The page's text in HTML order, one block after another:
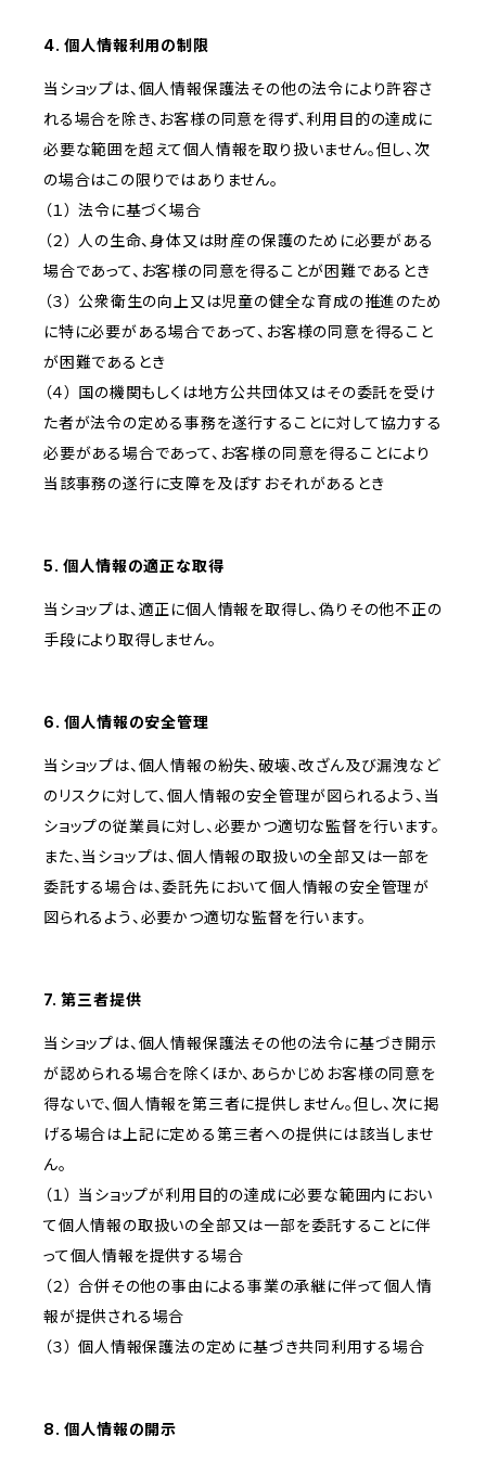
4. 個人情報利用の制限
当ショップは、個人情報保護法その他の法令により許容さ
れる場合を除き、お客様の同意を得ず、利用目的の達成に
必要な範囲を超えて個人情報を取り扱いません。但し、次
の場合はこの限りではありません。
（１） 法令に基づく場合
（２） 人の生命、身体又は財産の保護のために必要がある
場合であって、お客様の同意を得ることが困難であるとき
（３） 公衆衛生の向上又は児童の健全な育成の推進のため
に特に必要がある場合であって、お客様の同意を得ること
が困難であるとき
（４） 国の機関もしくは地方公共団体又はその委託を受け
た者が法令の定める事務を遂行することに対して協力する
必要がある場合であって、お客様の同意を得ることにより
当該事務の遂行に支障を及ぼすおそれがあるとき
5. 個人情報の適正な取得
当ショップは、適正に個人情報を取得し、偽りその他不正の
手段により取得しません。
6. 個人情報の安全管理
当ショップは、個人情報の紛失、破壊、改ざん及び漏洩など
のリスクに対して、個人情報の安全管理が図られるよう、当
ショップの従業員に対し、必要かつ適切な監督を行います。
また、当ショップは、個人情報の取扱いの全部又は一部を
委託する場合は、委託先において個人情報の安全管理が
図られるよう、必要かつ適切な監督を行います。
7. 第三者提供
当ショップは、個人情報保護法その他の法令に基づき開示
が認められる場合を除くほか、あらかじめお客様の同意を
得ないで、個人情報を第三者に提供しません。但し、次に掲
げる場合は上記に定める第三者への提供には該当しませ
ん。
（１） 当ショップが利用目的の達成に必要な範囲内におい
て個人情報の取扱いの全部又は一部を委託することに伴
って個人情報を提供する場合
（２） 合併その他の事由による事業の承継に伴って個人情
報が提供される場合
（３） 個人情報保護法の定めに基づき共同利用する場合
8. 個人情報の開示